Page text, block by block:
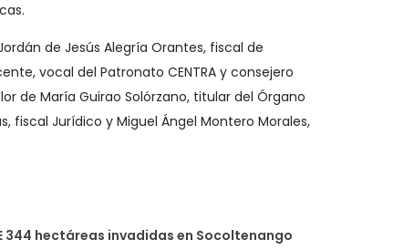
de Jesús Alegría Orantes, fiscal de
vocal del Patronato CENTRA y consejero
de María Guirao Solórzano, titular del Órgano
fiscal Jurídico y Miguel Ángel Montero Morales,
344 hectáreas invadidas en Socoltenango